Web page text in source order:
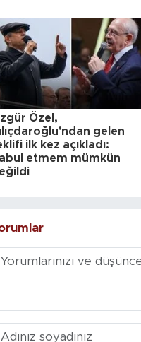
Özel,
gelen
ilk kez açıkladı:
etmem mümkün